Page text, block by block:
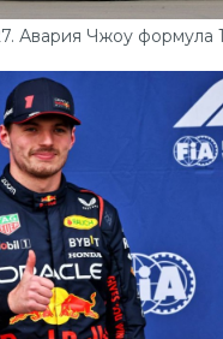
Авария Чжоу формула 1